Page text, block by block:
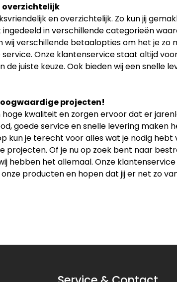
overzichtelijk
en overzichtelijk. Zo kun jij
in verschillende categorieën
verschillende betaalopties om het je zo
Onze klantenservice staat altijd
de juiste keuze. Ook bieden wij een snelle
projecten!
hoge kwaliteit en zorgen ervoor dat er
goede service en snelle levering maken
kun je terecht voor alles wat je nodig
projecten. Of je nu op zoek bent naar
hebben het allemaal. Onze
producten en hopen dat jij er net zo